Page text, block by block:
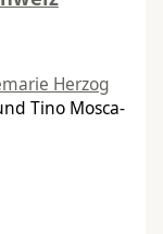
Herzog
Tino Mosca-